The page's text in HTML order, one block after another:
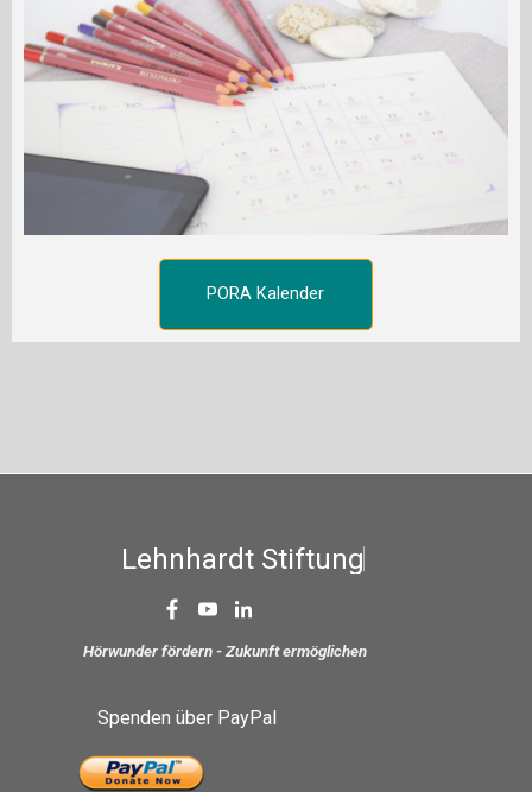
PORA Kalender
Lehnhardt Stiftung
Spenden über PayPal
Hörwunder fördern - Zukunft ermöglichen